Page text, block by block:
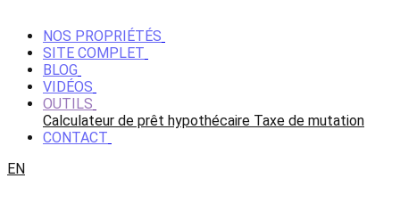
NOS PROPRIÉTÉS
SITE COMPLET
BLOG
VIDÉOS
OUTILS
Calculateur de prêt hypothécaire Taxe de mutation
CONTACT
EN